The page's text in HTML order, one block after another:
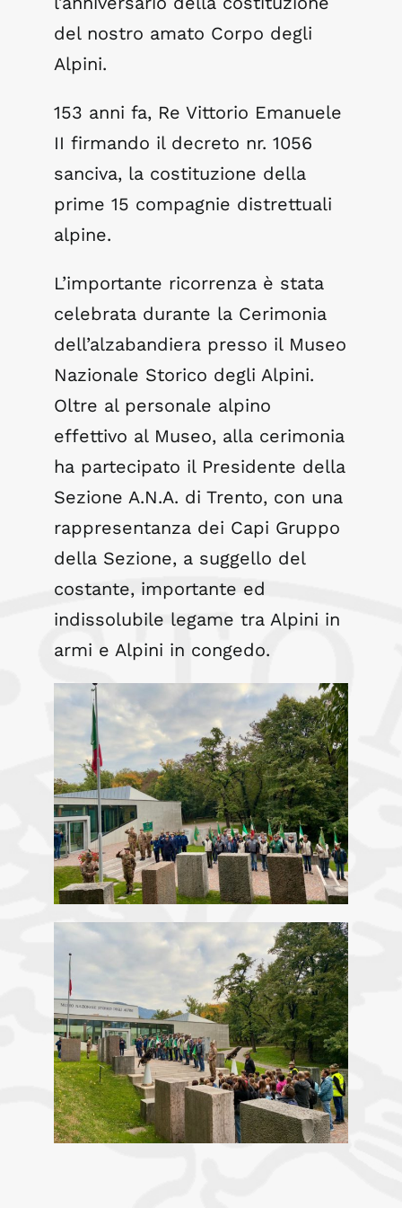
Pillole di Storia
Eventi
Contatti
del nostro amato Corpo degli
Alpini.
153 anni fa, Re Vittorio Emanuele
II firmando il decreto nr. 1056
sanciva, la costituzione della
prime 15 compagnie distrettuali
alpine.
L’importante ricorrenza è stata
celebrata durante la Cerimonia
dell’alzabandiera presso il Museo
Nazionale Storico degli Alpini.
Oltre al personale alpino
effettivo al Museo, alla cerimonia
ha partecipato il Presidente della
Sezione A.N.A. di Trento, con una
rappresentanza dei Capi Gruppo
della Sezione, a suggello del
costante, importante ed
indissolubile legame tra Alpini in
armi e Alpini in congedo.